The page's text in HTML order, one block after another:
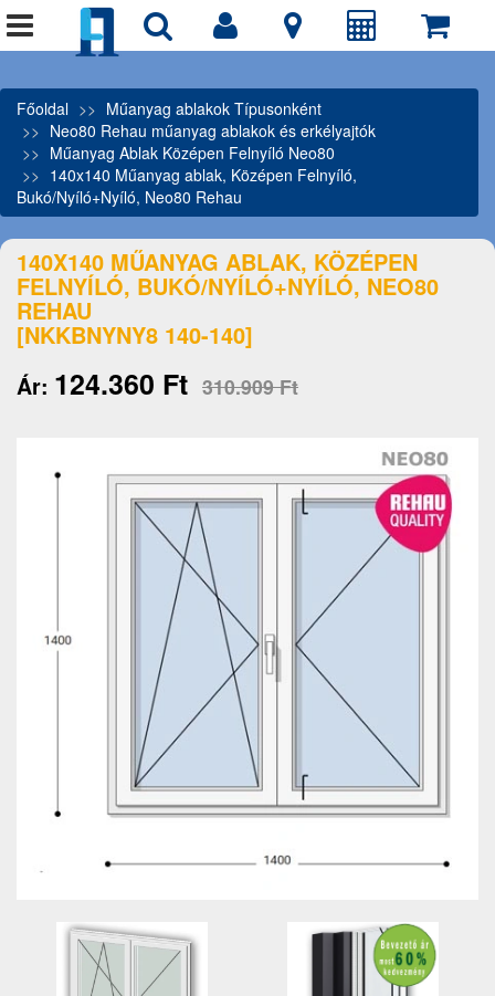
Főoldal
Műanyag ablakok Típusonként
Neo80 Rehau műanyag ablakok és erkélyajtók
Műanyag Ablak Középen Felnyíló Neo80
140x140 Műanyag ablak, Középen Felnyíló,
Bukó/Nyíló+Nyíló, Neo80 Rehau
140X140 MŰANYAG ABLAK, KÖZÉPEN
FELNYÍLÓ, BUKÓ/NYÍLÓ+NYÍLÓ, NEO80
REHAU
[NKKBNYNY8 140-140]
Ár: 124.360 Ft 310.909 Ft